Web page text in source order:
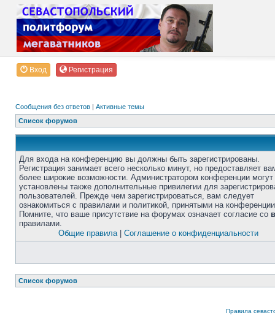
Вход Регистрация
Сообщения без ответов | Активные темы
Список форумов
Для входа на конференцию вы должны быть зарегистрированы.
Регистрация занимает всего несколько минут, но предоставляет
более широкие возможности. Администратором конференции
установлены также дополнительные привилегии для
пользователей. Прежде чем зарегистрироваться, вам следует
ознакомиться с правилами и политикой, принятыми на
Помните, что ваше присутствие на форумах означает согласие со
правилами.
Общие правила| Соглашение о конфиденциальности
Список форумов
Правила